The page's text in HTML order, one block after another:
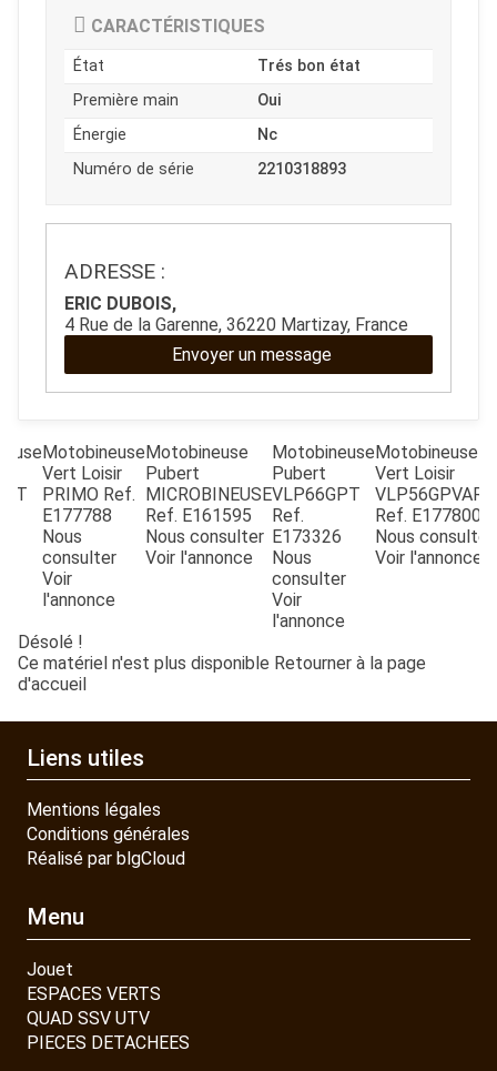
JOUET
ESPACES VERTS
PIECES DETACHEES
CONTACT
CARACTÉRISTIQUES
État
Trés bon état
Première main
Oui
Énergie
Nc
Numéro de série
2210318893
Envoyer un message
ADRESSE :
ERIC DUBOIS,
4 Rue de la Garenne, 36220 Martizay, France
Motobineuse
Vert Loisir
PRIMO Ref.
E177788
Nous
consulter
Voir
l'annonce
Motobineuse
Pubert
MICROBINEUSE
Ref. E161595
Nous consulter
Voir l'annonce
Motobineuse
Pubert
VLP66GPT
Ref.
E173326
Nous
consulter
Voir
l'annonce
Motobineuse
Vert Loisir
Ref. E177800
Nous consulter
Voir l'annonce
Désolé !
Ce matériel n'est plus disponible Retourner à la page
d'accueil
Liens utiles
Mentions légales
Conditions générales
Réalisé par blgCloud
Menu
Jouet
ESPACES VERTS
QUAD SSV UTV
PIECES DETACHEES